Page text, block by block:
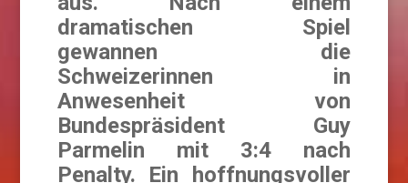
dramatischen Spiel
gewannen die
Schweizerinnen in
Anwesenheit von
Bundespräsident Guy
Parmelin mit 3:4 nach
Penalty. Ein hoffnungsvoller